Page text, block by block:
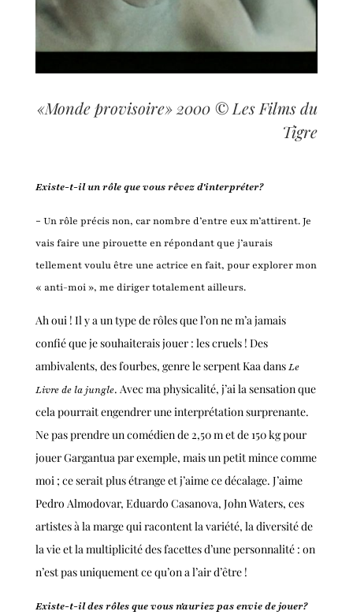
«Monde provisoire» 2000 © Les Films du
Tigre
Existe-t-il un rôle que vous rêvez d'interpréter?
- Un rôle précis non, car nombre d’entre eux m’attirent. Je
vais faire une pirouette en répondant que j’aurais
tellement voulu être une actrice en fait, pour explorer mon
« anti-moi », me diriger totalement ailleurs.
Ah oui ! Il y a un type de rôles que l’on ne m’a jamais
confié que je souhaiterais jouer : les cruels ! Des
ambivalents, des fourbes, genre le serpent Kaa dansLe
Livre de la jungle. Avec ma physicalité, j’ai la sensation que
cela pourrait engendrer une interprétation surprenante.
Ne pas prendre un comédien de 2,50 m et de 150 kg pour
jouer Gargantua par exemple, mais un petit mince comme
moi ; ce serait plus étrange et j’aime ce décalage. J’aime
Pedro Almodovar, Eduardo Casanova, John Waters, ces
artistes à la marge qui racontent la variété, la diversité de
la vie et la multiplicité des facettes d’une personnalité : on
n’est pas uniquement ce qu’on a l’air d’être !
Existe-t-il des rôles que vous n'auriez pas envie de jouer?